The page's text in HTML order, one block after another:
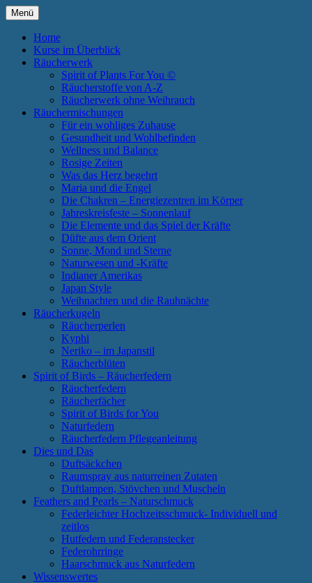
Zum
Inhalt
springen
Spirit of Plants
Menü
Home
Kurse im Überblick
Räucherwerk
Spirit of Plants For You ©
Räucherstoffe von A-Z
Räucherwerk ohne Weihrauch
Räuchermischungen
Für ein wohliges Zuhause
Gesundheit und Wohlbefinden
Wellness und Balance
Rosige Zeiten
Was das Herz begehrt
Maria und die Engel
Die Chakren – Energiezentren im Körper
Jahreskreisfeste – Sonnenlauf
Die Elemente und das Spiel der Kräfte
Düfte aus dem Orient
Sonne, Mond und Sterne
Naturwesen und -Kräfte
Indianer Amerikas
Japan Style
Weihnachten und die Rauhnächte
Räucherkugeln
Räucherperlen
Kyphi
Neriko – im Japanstil
Räucherblüten
Spirit of Birds – Räucherfedern
Räucherfedern
Räucherfächer
Spirit of Birds for You
Naturfedern
Räucherfedern Pflegeanleitung
Dies und Das
Duftsäckchen
Raumspray aus naturreinen Zutaten
Duftlampen, Stövchen und Muscheln
Feathers and Pearls – Naturschmuck
Federleichter Hochzeitsschmuck- Individuell und
zeitlos
Hutfedern und Federanstecker
Federohrringe
Haarschmuck aus Naturfedern
Wissenswertes